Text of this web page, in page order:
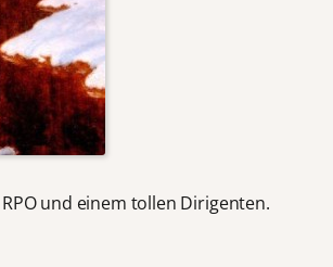
und einem tollen Dirigenten.